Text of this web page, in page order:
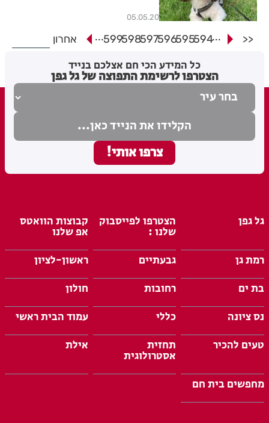
05.05.20
<<
...
594
595
596
597
598
599
... אחרון
כל המידע הכי חם אצלכם בנייד
הצטרפו לרשימת התפוצה של גל גפן
גל גפן הצטרפו לפייסבוק
שלנו :
קבוצות הוואטס
אפ שלנו
רמת גן
גבעתיים
ראשון-לציון
בת ים
רחובות
חולון
נס ציונה
כללי
עמוד הבית ראשי
טעים להכיר
תחזית
אסטרולוגית
אילת
מחפשים בית חם